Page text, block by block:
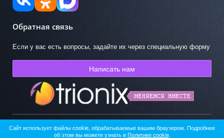
Обратная связь
Если у вас есть вопросы, задайте их через специальную форму
Написать нам
© ГКУК АО «Областная детская библиотека» 2026
Сайт использует файлы cookie, обрабатываемые вашим браузером. Подробнее
об этом вы можете узнать вПолитике cookie.